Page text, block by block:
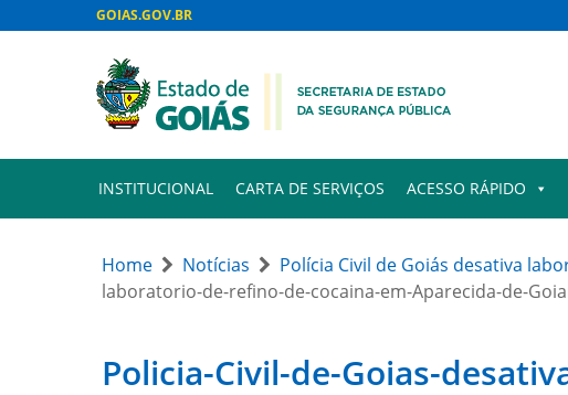
GOIAS.GOV.BR
INSTITUCIONAL CARTA DE SERVIÇOS ACESSO RÁPIDO
Home Notícias Polícia Civil de Goiás desativa
laboratorio-de-refino-de-cocaina-em-Aparecida-de-
Policia-Civil-de-Goias-